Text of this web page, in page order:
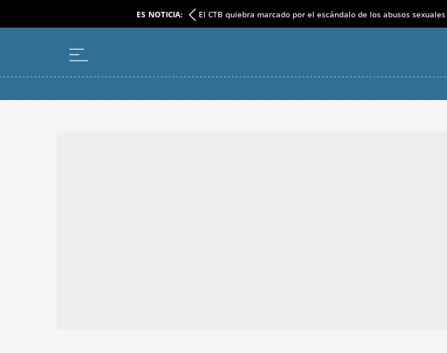
ES NOTICIA: El CTB quiebra marcado por el escándalo de los abusos sexuales